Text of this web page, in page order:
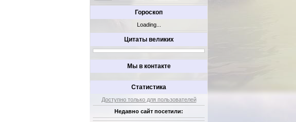
Гороскоп
Loading...
Цитаты великих
Мы в контакте
Статистика
Доступно только для пользователей
Недавно сайт посетили: